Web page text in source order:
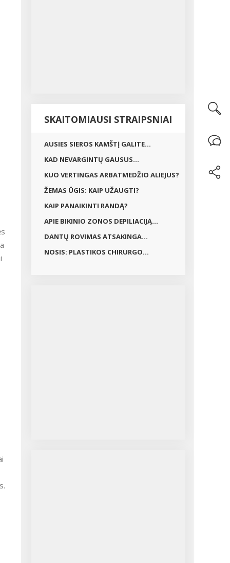
SKAITOMIAUSI STRAIPSNIAI
AUSIES SIEROS KAMŠTĮ GALITE...
KAD NEVARGINTŲ GAUSUS...
KUO VERTINGAS ARBATMEDŽIO ALIEJUS?
ŽEMAS ŪGIS: KAIP UŽAUGTI?
KAIP PANAIKINTI RANDĄ?
APIE BIKINIO ZONOS DEPILIACIJĄ...
DANTŲ ROVIMAS ATSAKINGA...
NOSIS: PLASTIKOS CHIRURGO...